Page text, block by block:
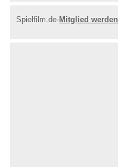
Spielfilm.de-Mitglied werden